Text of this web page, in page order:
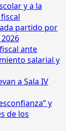
y a la
partido por
ante
salarial y
a Sala IV
y
de los